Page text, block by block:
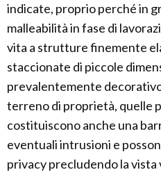
indicate, proprio perché in
malleabilità in fase di
vita a strutture finemente
staccionate di piccole
prevalentemente
terreno di proprietà, quelle
costituiscono anche una
eventuali intrusioni e
privacy precludendo la vista